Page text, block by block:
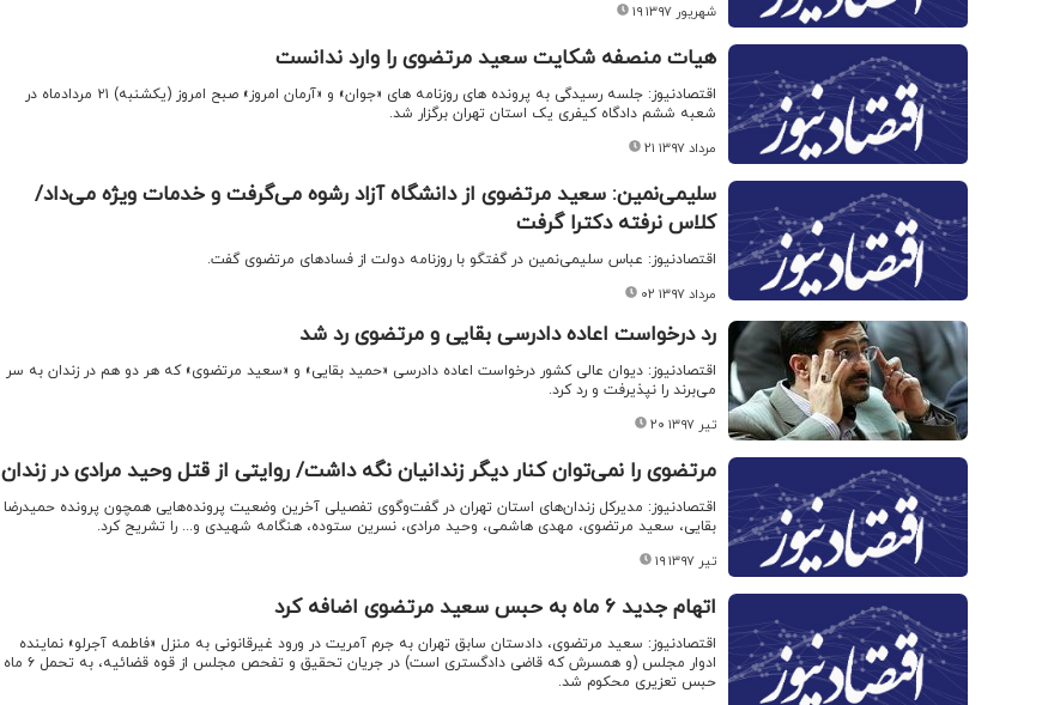
۱۹ شهریور ۱۳۹۷
هیات منصفه شکایت سعید مرتضوی را وارد ندانست
اقتصادنیوز: جلسه رسیدگی به پرونده های روزنامه های «جوان» و «آرمان امروز» صبح امروز (یکشنبه) ۲۱ مردادماه در
شعبه ششم دادگاه کیفری یک استان تهران برگزار شد.
۲۱ مرداد ۱۳۹۷
سلیمی‌نمین: سعید مرتضوی از دانشگاه آزاد رشوه می‌گرفت و خدمات ویژه می‌داد/
کلاس نرفته دکترا گرفت
اقتصادنیوز: عباس سلیمی‌نمین در گفتگو با روزنامه دولت از فسادهای مرتضوی گفت.
۰۲ مرداد ۱۳۹۷
رد درخواست اعاده دادرسی بقایی و مرتضوی رد شد
اقتصادنیوز: دیوان عالی کشور درخواست اعاده دادرسی «حمید بقایی» و «سعید مرتضوی» که هر دو هم در زندان به سر
می‌برند را نپذیرفت و رد کرد.
۲۰ تیر ۱۳۹۷
مرتضوی را نمی‌توان کنار دیگر زندانیان نگه داشت/ روایتی از قتل وحید مرادی در زندان
اقتصادنیوز: مدیرکل زندان‌های استان تهران در گفت‌وگوی تفصیلی آخرین وضعیت پرونده‌هایی همچون پرونده حمیدرضا
بقایی، سعید مرتضوی، مهدی هاشمی، وحید مرادی، نسرین ستوده، هنگامه شهیدی و... را تشریح کرد.
۱۹ تیر ۱۳۹۷
اتهام جدید ۶ ماه به حبس سعید مرتضوی اضافه کرد
اقتصادنیوز: سعید مرتضوی، دادستان سابق تهران به جرم آمریت در ورود غیرقانونی به منزل «فاطمه آجرلو» نماینده
ادوار مجلس (و همسرش که قاضی دادگستری است) در جریان تحقیق و تفحص مجلس از قوه قضائیه، به تحمل ۶ ماه
حبس تعزیری محکوم شد.